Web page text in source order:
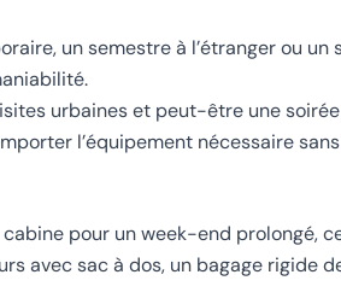
un semestre à l’étranger ou un
urbaines et peut-être une
l’équipement nécessaire
pour un week-end prolongé,
avec sac à dos, un bagage rigide